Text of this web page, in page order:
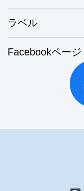
ラベル
Facebookページ